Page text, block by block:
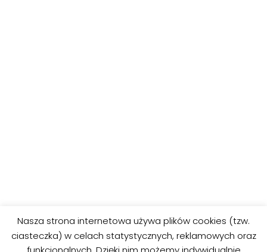
Nasza strona internetowa używa plików cookies (tzw.
ciasteczka) w celach statystycznych, reklamowych oraz